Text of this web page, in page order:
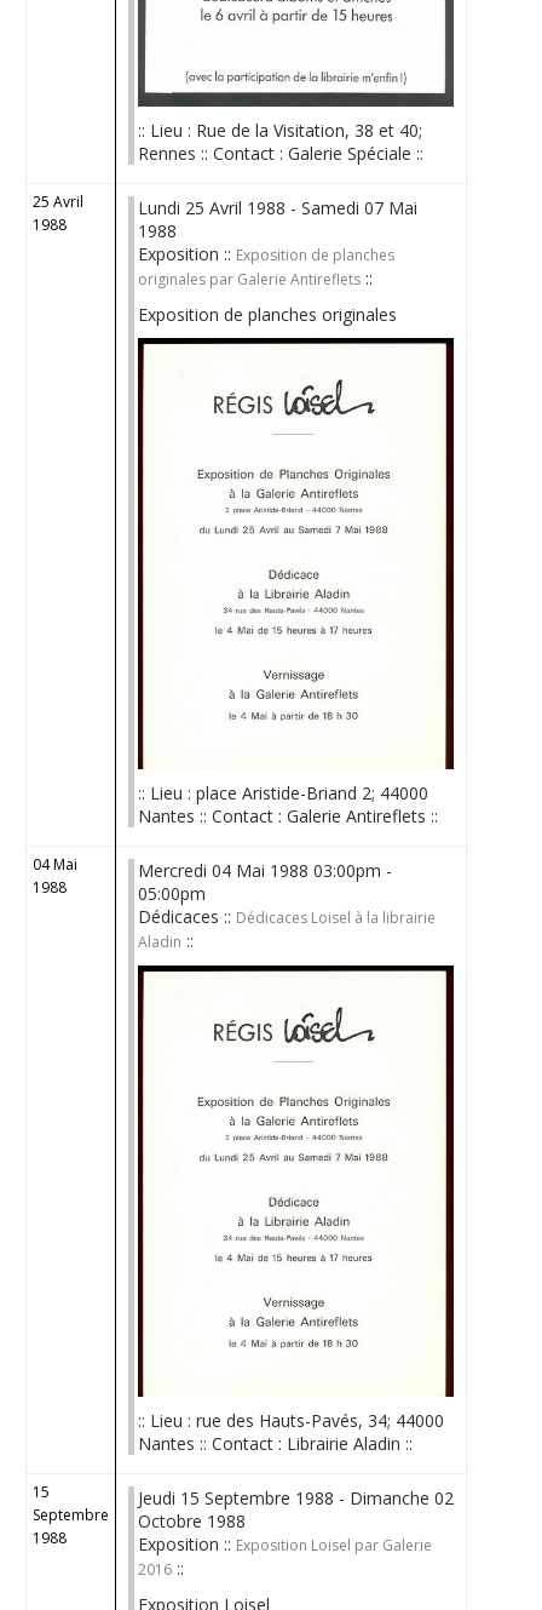
:: Lieu : Rue de la Visitation, 38 et 40;
Rennes :: Contact : Galerie Spéciale ::
25 Avril
1988
Lundi 25 Avril 1988 - Samedi 07 Mai
1988
Exposition :: Exposition de planches
originales par Galerie Antireflets ::
Exposition de planches originales
:: Lieu : place Aristide-Briand 2; 44000
Nantes :: Contact : Galerie Antireflets ::
04 Mai
1988
Mercredi 04 Mai 1988 03:00pm -
05:00pm
Dédicaces :: Dédicaces Loisel à la librairie
Aladin ::
:: Lieu : rue des Hauts-Pavés, 34; 44000
Nantes :: Contact : Librairie Aladin ::
15
Septembre
1988
Jeudi 15 Septembre 1988 - Dimanche 02
Octobre 1988
Exposition :: Exposition Loisel par Galerie
2016 ::
Exposition Loisel